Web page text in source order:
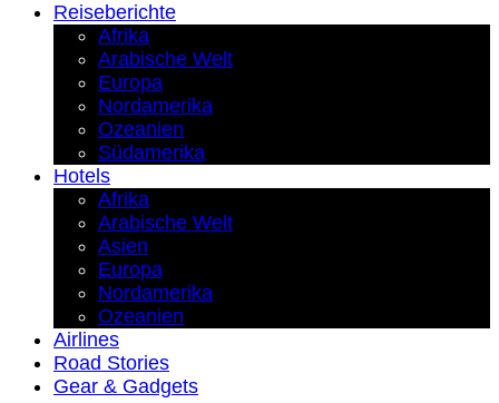
Reiseberichte
Afrika
Arabische Welt
Europa
Nordamerika
Ozeanien
Südamerika
Hotels
Afrika
Arabische Welt
Asien
Europa
Nordamerika
Ozeanien
Airlines
Road Stories
Gear & Gadgets